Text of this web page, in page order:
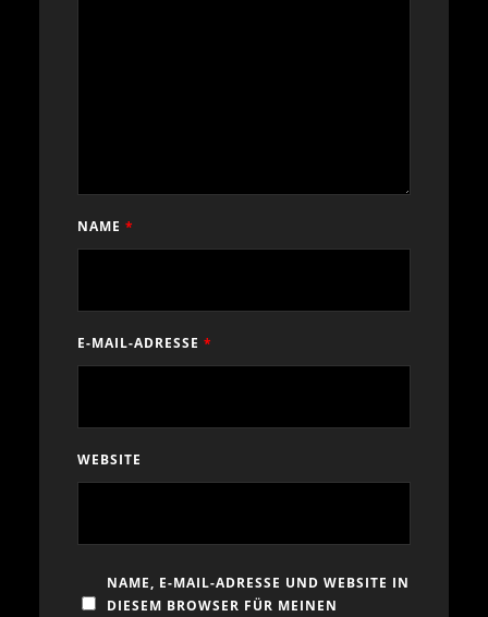
NAME *
E-MAIL-ADRESSE *
WEBSITE
NAME, E-MAIL-ADRESSE UND WEBSITE IN
DIESEM BROWSER FÜR MEINEN